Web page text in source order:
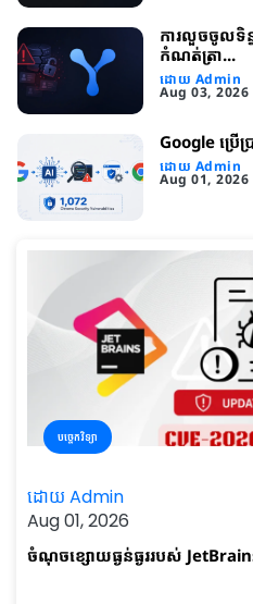
ការលួចចូលទិ
កំណត់ត្រា...
ដោយ Admin
Aug 03, 2026
Google ប្រើប្
ដោយ Admin
Aug 01, 2026
បច្ចេកវិទ្យា
ដោយ Admin
Aug 01, 2026
ចំណុចខ្សោយធ្ងន់ធ្ងររបស់